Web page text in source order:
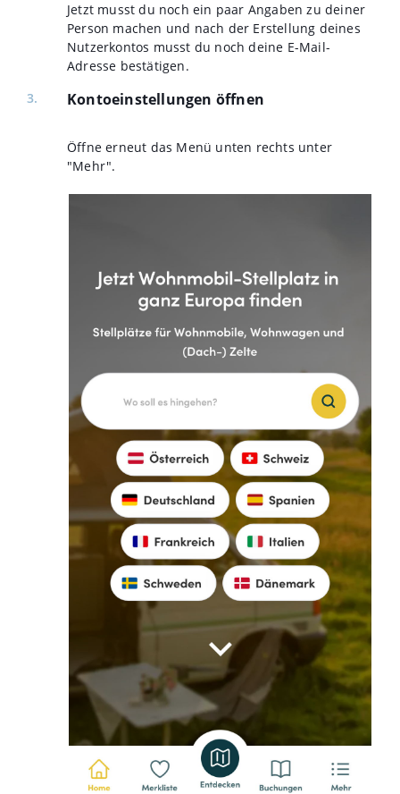
Jetzt musst du noch ein paar Angaben zu deiner
Person machen und nach der Erstellung deines
Nutzerkontos musst du noch deine E-Mail-
Adresse bestätigen.
Kontoeinstellungen öffnen
Öffne erneut das Menü unten rechts unter
"Mehr".